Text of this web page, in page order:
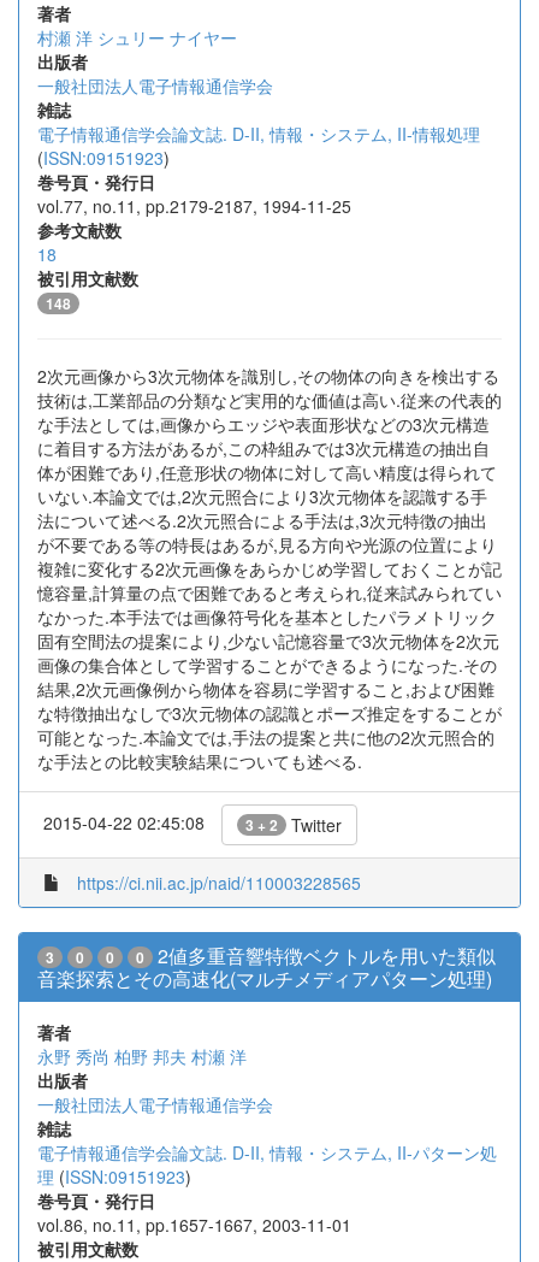
著者
村瀬 洋 シュリー ナイヤー
出版者
一般社団法人電子情報通信学会
雑誌
電子情報通信学会論文誌. D-II, 情報・システム, II-情報処理
(ISSN:09151923)
巻号頁・発行日
vol.77, no.11, pp.2179-2187, 1994-11-25
参考文献数
18
被引用文献数
148
2次元画像から3次元物体を識別し,その物体の向きを検出する
技術は,工業部品の分類など実用的な価値は高い.従来の代表的
な手法としては,画像からエッジや表面形状などの3次元構造
に着目する方法があるが,この枠組みでは3次元構造の抽出自
体が困難であり,任意形状の物体に対して高い精度は得られて
いない.本論文では,2次元照合により3次元物体を認識する手
法について述べる.2次元照合による手法は,3次元特徴の抽出
が不要である等の特長はあるが,見る方向や光源の位置により
複雑に変化する2次元画像をあらかじめ学習しておくことが記
憶容量,計算量の点で困難であると考えられ,従来試みられてい
なかった.本手法では画像符号化を基本としたパラメトリック
固有空間法の提案により,少ない記憶容量で3次元物体を2次元
画像の集合体として学習することができるようになった.その
結果,2次元画像例から物体を容易に学習すること,および困難
な特徴抽出なしで3次元物体の認識とポーズ推定をすることが
可能となった.本論文では,手法の提案と共に他の2次元照合的
な手法との比較実験結果についても述べる.
2015-04-22 02:45:08 3 + 2 Twitter
https://ci.nii.ac.jp/naid/110003228565
3 0 0 0
2値多重音響特徴ベクトルを用いた類似
音楽探索とその高速化(マルチメディアパターン処理)
著者
永野 秀尚 柏野 邦夫 村瀬 洋
出版者
一般社団法人電子情報通信学会
雑誌
電子情報通信学会論文誌. D-II, 情報・システム, II-パターン処
理 (ISSN:09151923)
巻号頁・発行日
vol.86, no.11, pp.1657-1667, 2003-11-01
被引用文献数